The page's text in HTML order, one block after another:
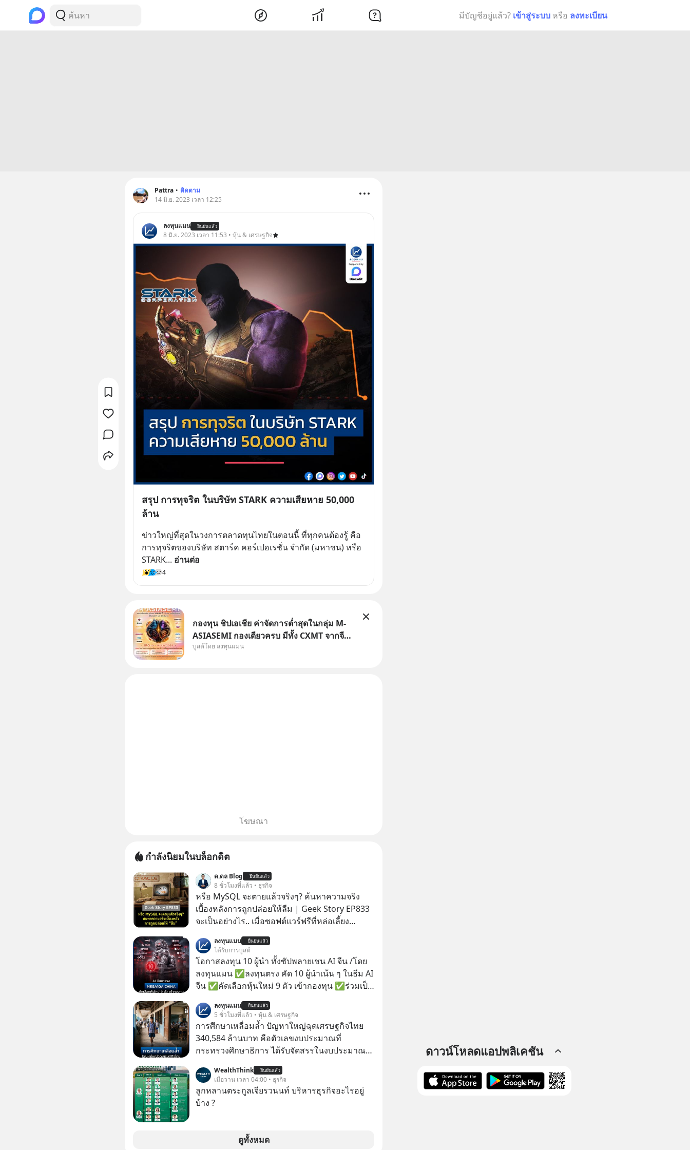
มีบัญชีอยู่แล้ว? เข้าสู่ระบบ หรือ ลงทะเบียน
Pattra • ติดตาม
14 มิ.ย. 2023 เวลา 12:25
ลงทุนแมน ยืนยันแล้ว
8 มิ.ย. 2023 เวลา 11:53 • หุ้น & เศรษฐกิจ
สรุป การทุจริต ในบริษัท STARK ความเสียหาย 50,000
ล้าน
ข่าวใหญ่ที่สุดในวงการตลาดทุนไทยในตอนนี้ ที่ทุกคนต้องรู้ คือ
การทุจริตของบริษัท สตาร์ค คอร์เปอเรชั่น จำกัด (มหาชน) หรือ
STARK... อ่านต่อ
4
กองทุน ชิปเอเชีย ค่าจัดการต่ำสุดในกลุ่ม M-
ASIASEMI กองเดียวครบ มีทั้ง CXMT จากจีน
TSMC จากไต้หวัน SK Hynix จากเกาหลีใต้
บูสต์โดย ลงทุนแมน
โฆษณา
กำลังนิยมในบล็อกดิต
ด.ดล Blog ยืนยันแล้ว
8 ชั่วโมงที่แล้ว • ธุรกิจ
หรือ MySQL จะตายแล้วจริงๆ? ค้นหาความจริง
เบื้องหลังการถูกปล่อยให้ลืม | Geek Story EP833
จะเป็นอย่างไร.. เมื่อซอฟต์แวร์ฟรีที่หล่อเลี้ยง
กิจการไป? นี่คือเรื่องจริงของ MySQL ฐานข้อมูล
ระดับตำนานที่โปรแกรมเมอร์คนหนึ่งใช้เวลา 27 ปี
ปลุกปั้นและตั้งชื่อตามลูกสาวของตัวเอง เมื่อรู้ว่าผล
งานชิ้นเอกกำลังจะตกไปอยู่ในมือของอาณาจักรที่
จ้องจะทำลายมัน เขาถึงขั้นต้องเขียนจดหมายเปิด
ผนึกขอร้องคนทั้งอินเทอร์เน็ตให้ช่วยหยุดยั้งดีลนี้!
เกิดอะไรขึ้นหลังจากการควบรวมกิจการครั้ง
ประวัติศาสตร์? ยักษ์ใหญ่ตั้งใจซื้อไปพัฒนาต่อ หรือ
แค่ซื้อไป “ฆ่า” ให้พ้นทางกันแน่? และทำไมจุดจบ
ของเรื่องนี้ ถึงเป็นการฆาตกรรมแบบสโลว์โมชันที่
ไม่มีแม้แต่ศพให้เห็น? เลือกฟังกันได้เลยนะครับ อย่า
ลืมกด Follow ติดตาม PodCast ช่อง Geek
Forever’s Podcast ของผมกันด้วยนะครับ 🎧 ฟัง
ผ่าน Spotify : https://bit.ly/4g4SW17 🎧 ฟังผ่าน
ผ่าน Youtube : https://youtu.be/Jj3neoUL72g
ลงทุนแมน ยืนยันแล้ว
ได้รับการบูสต์
โอกาสลงทุน 10 ผู้นำ ทั้งซัปพลายเชน AI จีน /โดย
ลงทุนแมน ✅ลงทุนตรง คัด 10 ผู้นำเน้น ๆ ในธีม AI
จีน ✅คัดเลือกหุ้นใหม่ 9 ตัว เข้ากองทุน ✅ร่วมเป็น
ความจำ โมเดล AI ยันหุ่นยนต์ ✅ได้การรับยกเว้น
ภาษี Capital Gain ตามกฎหมายภาษีของ
ประเทศไทย
ลงทุนแมน ยืนยันแล้ว
5 ชั่วโมงที่แล้ว • หุ้น & เศรษฐกิจ
การศึกษาเหลื่อมล้ำ ปัญหาใหญ่ฉุดเศรษฐกิจไทย
340,584 ล้านบาท คือตัวเลขงบประมาณที่
กระทรวงศึกษาธิการ ได้รับจัดสรรในงบประมาณ
จากกระทรวงการคลัง
WealthThink ยืนยันแล้ว
เมื่อวาน เวลา 04:00 • ธุรกิจ
ลูกหลานตระกูลเจียรวนนท์ บริหารธุรกิจอะไรอยู่
บ้าง ?
ดูทั้งหมด
ดาวน์โหลดแอปพลิเคชัน